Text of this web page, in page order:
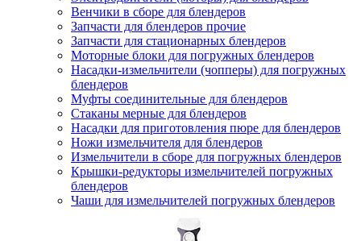
Венчики в сборе для блендеров
Запчасти для блендеров прочие
Запчасти для стационарных блендеров
Моторные блоки для погружных блендеров
Насадки-измельчители (чопперы) для погружных
блендеров
Муфты соединительные для блендеров
Стаканы мерные для блендеров
Насадки для приготовления пюре для блендеров
Ножи измельчителя для блендеров
Измельчители в сборе для погружных блендеров
Крышки-редукторы измельчителей погружных
блендеров
Чаши для измельчителей погружных блендеров